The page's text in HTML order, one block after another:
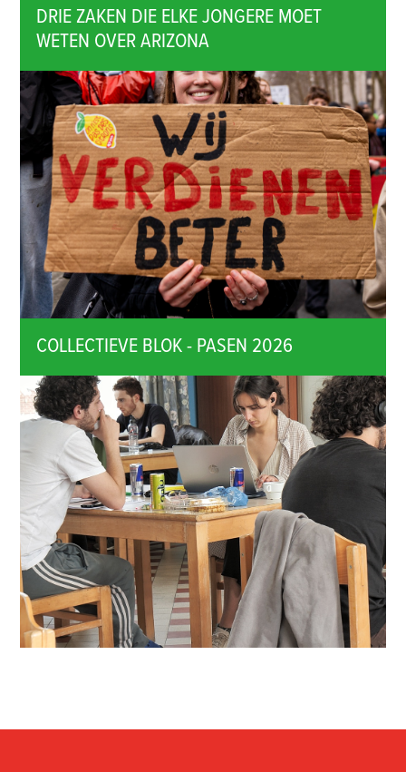
DRIE ZAKEN DIE ELKE JONGERE MOET
WETEN OVER ARIZONA
COLLECTIEVE BLOK - PASEN 2026